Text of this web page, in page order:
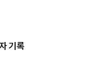
기록